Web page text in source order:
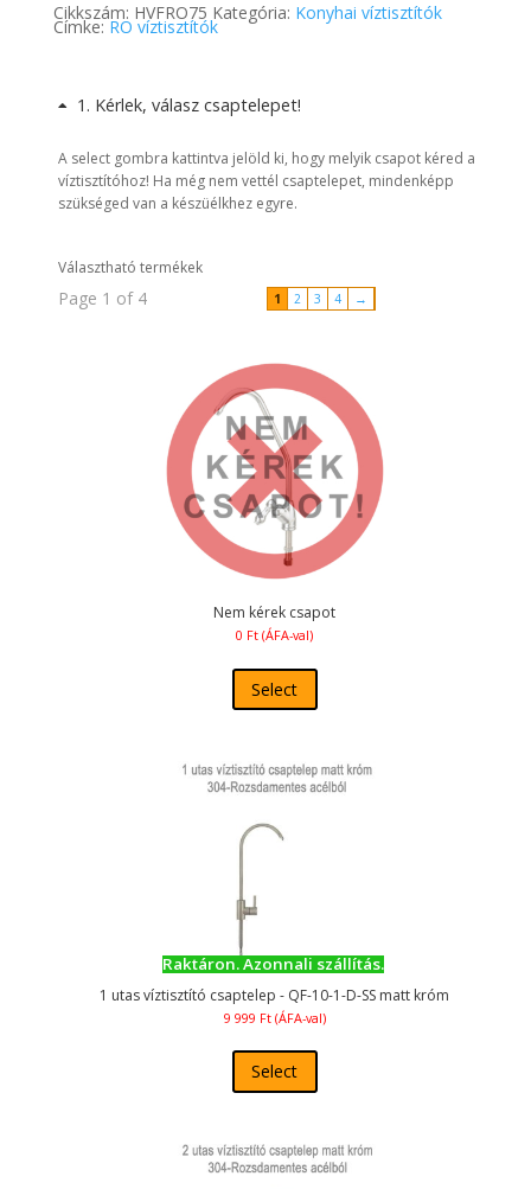
Cikkszám: HVFRO75 Kategória: Konyhai víztisztítók
Címke: RO víztisztítók
1 Kérlek, válasz csaptelepet!
A select gombra kattintva jelöld ki, hogy melyik csapot kéred a
víztisztítóhoz! Ha még nem vettél csaptelepet, mindenképp
szükséged van a készüélkhez egyre.
Választható termékek
Page 1 of 4 1 2 3 4 →
Nem kérek csapot
0 Ft (ÁFA-val)
Select
Raktáron. Azonnali szállítás.
1 utas víztisztító csaptelep - QF-10-1-D-SS matt króm
9 999 Ft (ÁFA-val)
Select